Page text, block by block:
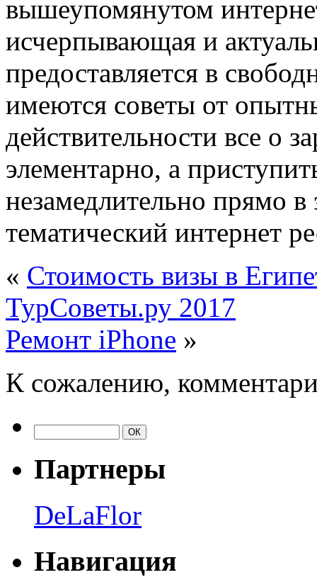
вышеупомянутом
исчерпывающая и
предоставляется в
имеются советы от
действительности все о
элементарно, а
незамедлительно прямо
тематический интернет
« Стоимость визы в
ТурСоветы.ру 2017
Ремонт iPhone »
К сожалению,
Партнеры
DeLaFlor
Навигация